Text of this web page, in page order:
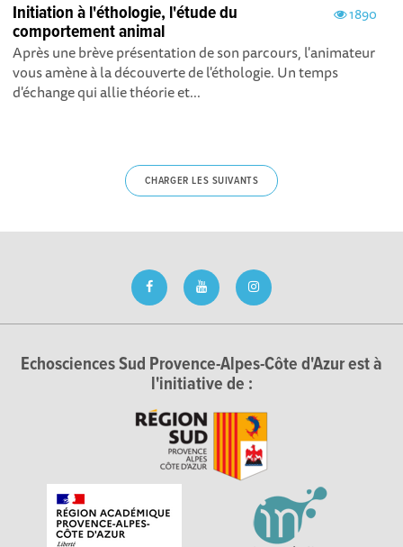
1890
Initiation à l'éthologie, l'étude du
comportement animal
Après une brève présentation de son parcours, l'animateur
vous amène à la découverte de l'éthologie. Un temps
d'échange qui allie théorie et...
CHARGER LES SUIVANTS
Echosciences Sud Provence-Alpes-Côte d'Azur est à
l'initiative de :